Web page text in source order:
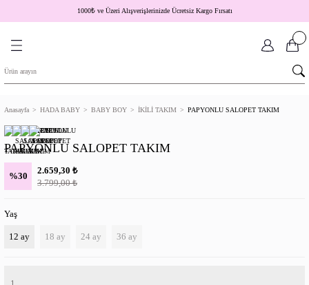
1000₺ve Üzeri Alışverişlerinizde Ücretsiz Kargo Fırsatı
Anasayfa HADA BABY BABY BOY İKİLİ TAKIM PAPYONLU SALOPET TAKIM
PAPYONLU SALOPET TAKIM
%30
2.659,30 ₺
3.799,00₺
Yaş
12 ay 18 ay 24 ay 36 ay